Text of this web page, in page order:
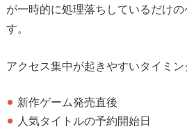
が一時的に処理落ちしているだけ
す。
アクセス集中が起きやすいタイミン
新作ゲーム発売直後
人気タイトルの予約開始日